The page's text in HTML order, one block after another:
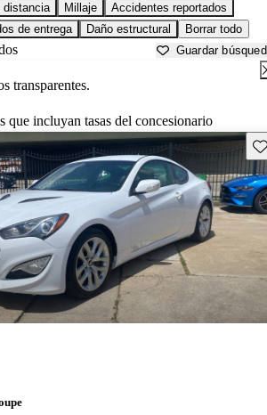
distancia Millaje
Accidentes reportados
de entrega
Daño estructural Borrar todo
Guardar
transparentes.
que incluyan tasas del concesionario